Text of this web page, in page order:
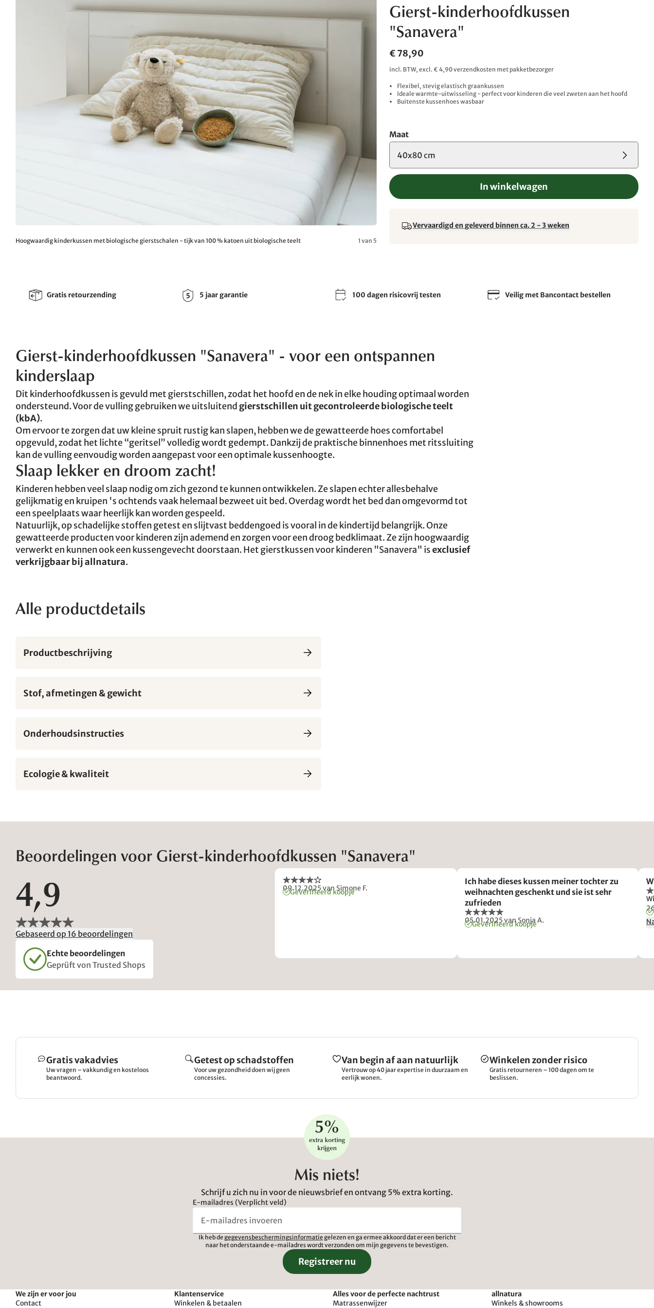
Hoogwaardig kinderkussen met biologische gierstschalen - tijk van 100 % katoen uit biologische teelt 1 van 5
Gierst-kinderhoofdkussen
"Sanavera"
€ 78,90
incl. BTW, excl. € 4,90 verzendkosten met pakketbezorger
Flexibel, stevig elastisch graankussen
Ideale warmte-uitwisseling - perfect voor kinderen die veel zweten aan het hoofd
Buitenste kussenhoes wasbaar
Maat
40x80 cm
In winkelwagen
Vervaardigd en geleverd binnen ca. 2 - 3 weken
Gratis retourzending 5 jaar garantie 100 dagen risicovrij testen Veilig met Bancontact bestellen
Gierst-kinderhoofdkussen "Sanavera" - voor een ontspannen
kinderslaap
Dit kinderhoofdkussen is gevuld met gierstschillen, zodat het hoofd en de nek in elke houding optimaal worden
ondersteund. Voor de vulling gebruiken we uitsluitend gierstschillen uit gecontroleerde biologische teelt
(kbA).
Om ervoor te zorgen dat uw kleine spruit rustig kan slapen, hebben we de gewatteerde hoes comfortabel
opgevuld, zodat het lichte “geritsel” volledig wordt gedempt. Dankzij de praktische binnenhoes met ritssluiting
kan de vulling eenvoudig worden aangepast voor een optimale kussenhoogte.
Slaap lekker en droom zacht!
Kinderen hebben veel slaap nodig om zich gezond te kunnen ontwikkelen. Ze slapen echter allesbehalve
gelijkmatig en kruipen 's ochtends vaak helemaal bezweet uit bed. Overdag wordt het bed dan omgevormd tot
een speelplaats waar heerlijk kan worden gespeeld.
Natuurlijk, op schadelijke stoffen getest en slijtvast beddengoed is vooral in de kindertijd belangrijk. Onze
gewatteerde producten voor kinderen zijn ademend en zorgen voor een droog bedklimaat. Ze zijn hoogwaardig
verwerkt en kunnen ook een kussengevecht doorstaan. Het gierstkussen voor kinderen "Sanavera" isexclusief
verkrijgbaar bij allnatura.
Alle productdetails
Productbeschrijving
Stof, afmetingen & gewicht
Onderhoudsinstructies
Ecologie & kwaliteit
Beoordelingen voor Gierst-kinderhoofdkussen "Sanavera"
4,9
Gebaseerd op 16 beoordelingen
Echte beoordelingen
Geprüft von Trusted Shops
09.12.2025van Simone F.
Geverifieerd koopje
Ich habe dieses kussen meiner tochter zu
weihnachten geschenkt und sie ist sehr
zufrieden
05.01.2025van Sonja A.
Geverifieerd koopje
Gratis vakadvies
Uw vragen – vakkundig en kosteloos
beantwoord.
Getest op schadstoffen
Voor uw gezondheid doen wij geen
concessies.
Van begin af aan natuurlijk
Vertrouw op 40 jaar expertise in duurzaam en
eerlijk wonen.
Winkelen zonder risico
Gratis retourneren – 100 dagen om te
beslissen.
Mis niets!
Schrijf u zich nu in voor de nieuwsbrief en ontvang 5% extra korting.
E-mailadres (Verplicht veld)
Ik heb de gegevensbeschermingsinformatie gelezen en ga ermee akkoord dat er een bericht
naar het onderstaande e-mailadres wordt verzonden om mijn gegevens te bevestigen.
Registreer nu
We zijn er voor jou
Contact
Klantenservice
Winkelen & betaalen
Alles voor de perfecte nachtrust
Matrassenwijzer
allnatura
Winkels & showrooms